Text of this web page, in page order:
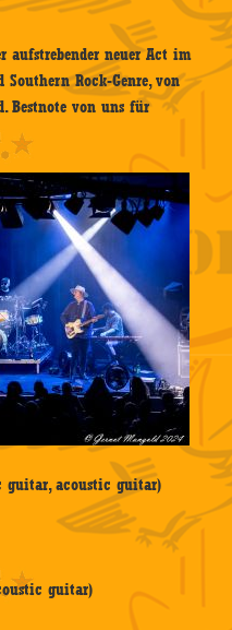
aufstrebender neuer Act im
Southern Rock-Genre, von
Bestnote von uns für
guitar, acoustic guitar)
guitar)